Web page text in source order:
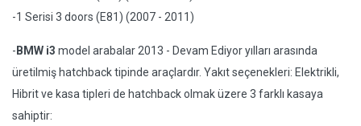
-1 Serisi 3 doors (E81) (2007 - 2011)
- BMW i3 model arabalar 2013 - Devam Ediyor yılları arasında
üretilmiş hatchback tipinde araçlardır. Yakıt seçenekleri: Elektrikli,
Hibrit ve kasa tipleri de hatchback olmak üzere 3 farklı kasaya
sahiptir: